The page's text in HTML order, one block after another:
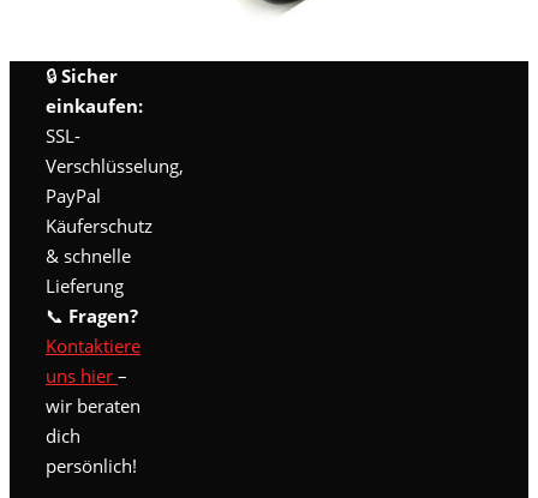
🔒 Sicher
einkaufen:
SSL-
Verschlüsselung,
PayPal
Käuferschutz
& schnelle
Lieferung
📞 Fragen?
Kontaktiere
uns hier –
wir beraten
dich
persönlich!